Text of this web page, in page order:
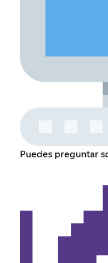
Puedes preguntar